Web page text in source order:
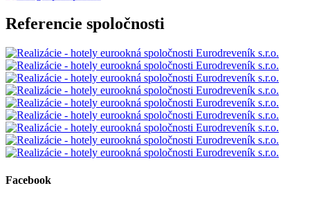
Referencie spoločnosti
Facebook